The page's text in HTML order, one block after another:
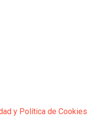
y Política de Cookies